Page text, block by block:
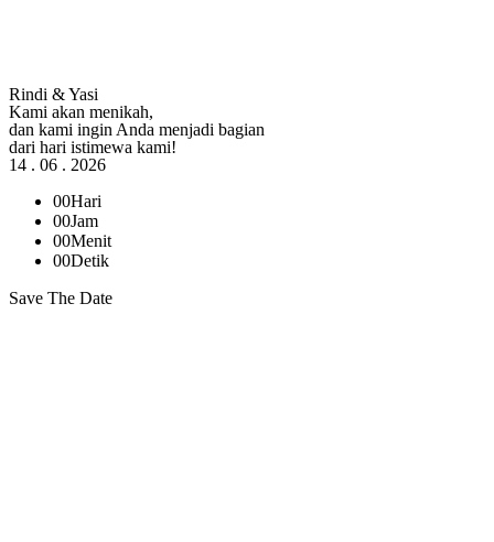
Rindi & Yasi
Kami akan menikah,
dan kami ingin Anda menjadi bagian
dari hari istimewa kami!
14 . 06 . 2026
00Hari
00Jam
00Menit
00Detik
Save The Date